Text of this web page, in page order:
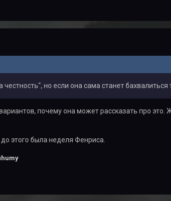
честность", но если она сама станет
почему она может рассказать про
этого была неделя Фенриса.